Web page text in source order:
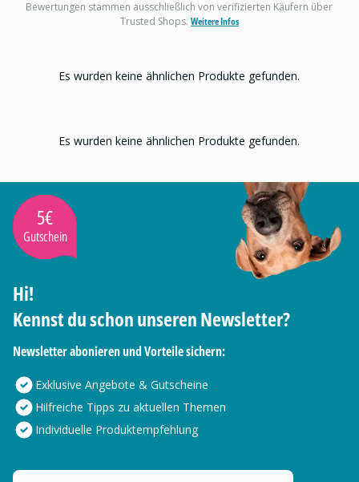
Bewertungen stammen ausschließlich von verifizierten Käufern über
Trusted Shops. Weitere Infos
Es wurden keine ähnlichen Produkte gefunden.
Es wurden keine ähnlichen Produkte gefunden.
5€
Gutschein
Hi!
Kennst du schon unseren Newsletter?
Newsletter abonieren und Vorteile sichern:
Exklusive Angebote & Gutscheine
Hilfreiche Tipps zu aktuellen Themen
Individuelle Produktempfehlung
Deine E-Mail Adresse